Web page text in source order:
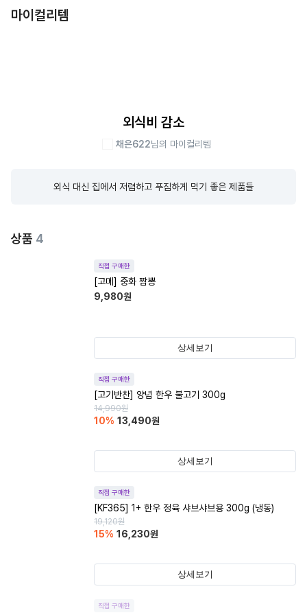
마이컬리템
외식비 감소
채은622님의 마이컬리템
외식 대신 집에서 저렴하고 푸짐하게 먹기 좋은 제품들
상품 4
직접 구매한
[고메] 중화 짬뽕
9,980원
상세보기
직접 구매한
[고기반찬] 양념 한우 불고기 300g
14,990원
10% 13,490원
상세보기
직접 구매한
[KF365] 1+ 한우 정육 샤브샤브용 300g (냉동)
19,120원
15% 16,230원
상세보기
직접 구매한